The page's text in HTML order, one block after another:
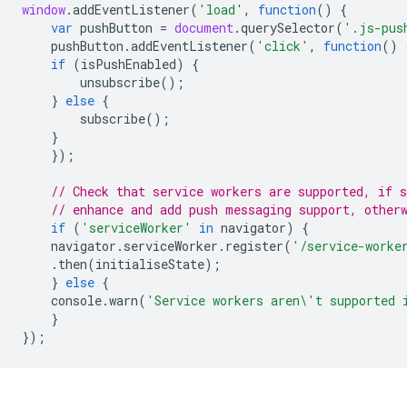
window.addEventListener( 'load' , function()
{
var pushButton = document.querySelector( '.js-
pushButton .addEventListener( 'click' , function()
if (isPushEnabled)
{
unsubscribe();
} else {
subscribe();
}
});
// Check that service workers are supported, if
// enhance and add push messaging support,
if ( 'serviceWorker' in navigator)
{
navigator . serviceWorker . register( '/service-
. then(initialiseState);
} else {
console.warn( 'Service workers aren\'t
}
});